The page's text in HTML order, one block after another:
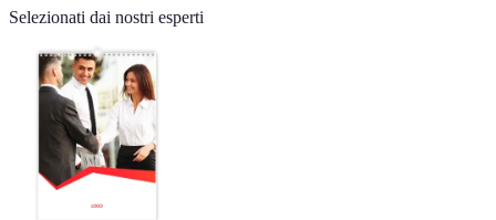
Selezionati dai nostri esperti